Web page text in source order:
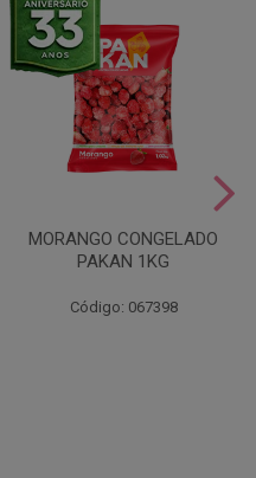
MORANGO CONGELADO
PAKAN 1KG
Código: 067398